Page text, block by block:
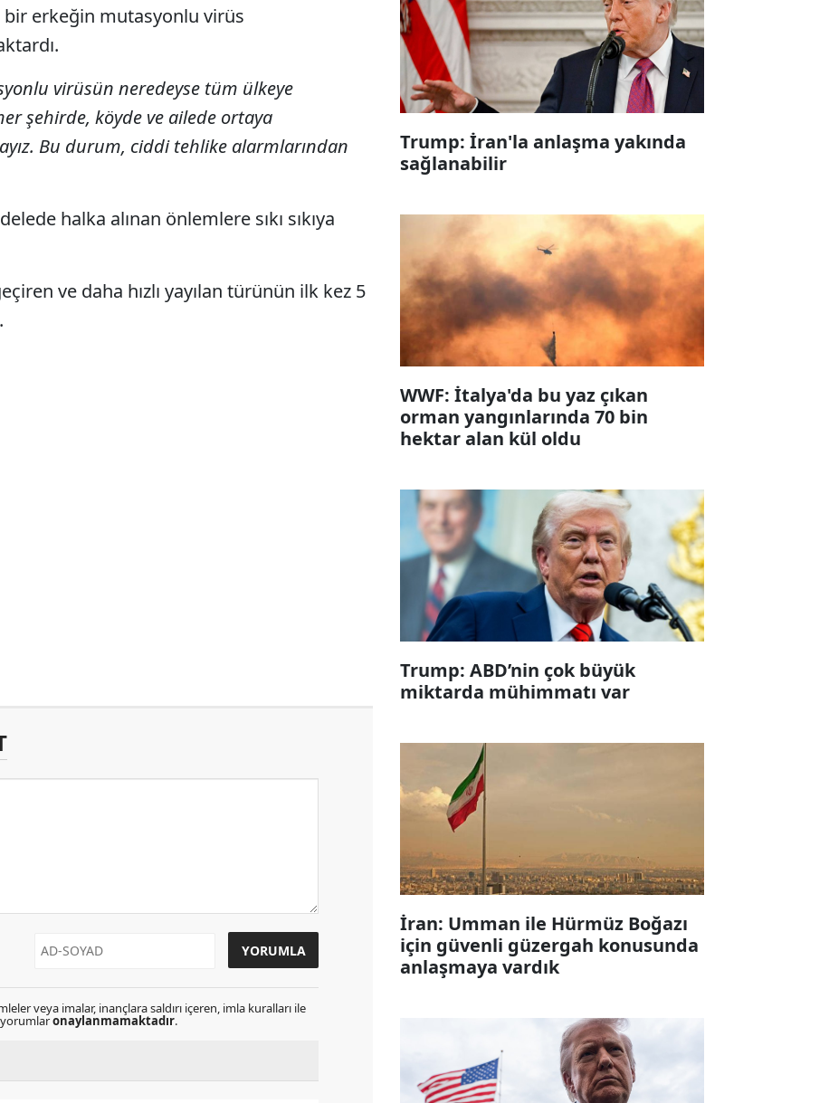
bir erkeğin mutasyonlu virüs
virüsün neredeyse tüm ülkeye
şehirde, köyde ve ailede ortaya
Bu durum, ciddi tehlike alarmlarından
halka alınan önlemlere sıkı sıkıya
ve daha hızlı yayılan türünün ilk kez 5
veya imalar, inançlara saldırı içeren, imla kuralları ile
yorumlaronaylanmamaktadır.
Trump: İran'la anlaşma yakında
sağlanabilir
WWF: İtalya'da bu yaz çıkan
orman yangınlarında 70 bin
hektar alan kül oldu
Trump: ABD’nin çok büyük
miktarda mühimmatı var
İran: Umman ile Hürmüz Boğazı
için güvenli güzergah konusunda
anlaşmaya vardık